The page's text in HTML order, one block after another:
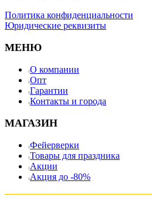
Политика конфиденциальности
Юридические реквизиты
МЕНЮ
О компании
Опт
Гарантии
Контакты и города
МАГАЗИН
Фейерверки
Товары для праздника
Акции
Акция до -80%